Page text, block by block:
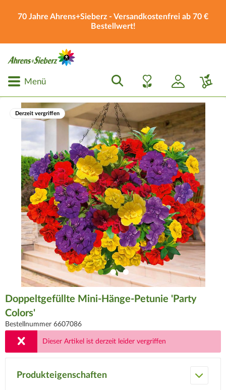
70 Jahre Ahrens+Sieberz - Versandkostenfrei ab 70 €
Bestellwert!
Menü
Derzeit vergriffen
Doppeltgefüllte Mini-Hänge-Petunie 'Party
Colors'
Bestellnummer 6607086
Dieser Artikel ist derzeit leider vergriffen
Produkteigenschaften